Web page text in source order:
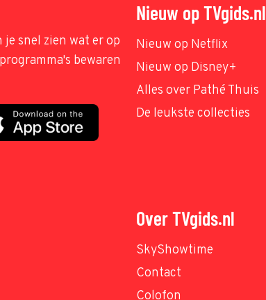
je snel zien wat er op
bewaren
Nieuw op TVgids.nl
Nieuw op Netflix
Nieuw op Disney+
Alles over Pathé Thuis
De leukste collecties
Over TVgids.nl
SkyShowtime
Contact
Colofon